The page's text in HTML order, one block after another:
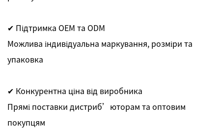
✔ Підтримка OEM та ODM
Можлива індивідуальна маркування, розміри та
упаковка
✔ Конкурентна ціна від виробника
Прямі поставки дистриб’юторам та оптовим
покупцям